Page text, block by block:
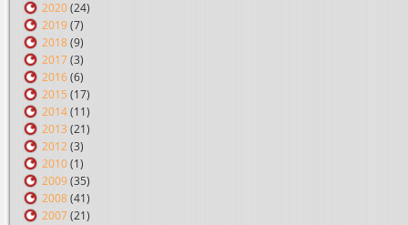
2020 (24)
2019 (7)
2018 (9)
2017 (3)
2016 (6)
2015 (17)
2014 (11)
2013 (21)
2012 (3)
2010 (1)
2009 (35)
2008 (41)
2007 (21)